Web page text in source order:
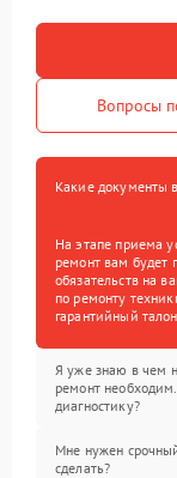
Вопросы
Какие документы
На этапе приема
ремонт вам будет
обязательств на
по ремонту
гарантийный
Я уже знаю в чем
ремонт
диагностику?
Мне нужен
сделать?